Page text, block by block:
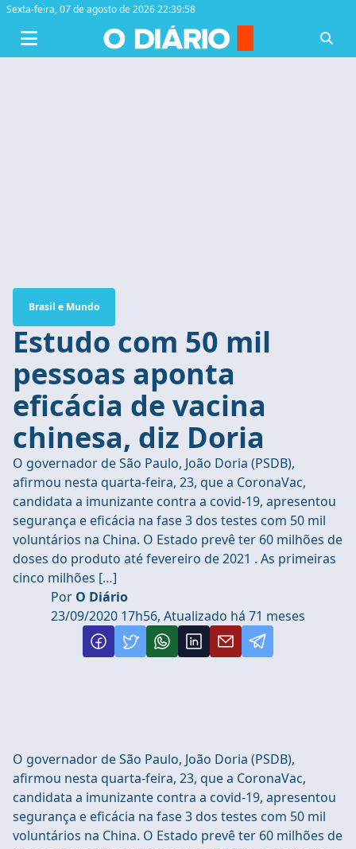
Sexta-feira,07 de agosto de 2026 22:39:59
Brasil e Mundo
Estudo com 50 mil
pessoas aponta
eficácia de vacina
chinesa, diz Doria
O governador de São Paulo, João Doria (PSDB),
afirmou nesta quarta-feira, 23, que a CoronaVac,
candidata a imunizante contra a covid-19, apresentou
segurança e eficácia na fase 3 dos testes com 50 mil
voluntários na China. O Estado prevê ter 60 milhões de
doses do produto até fevereiro de 2021 . As primeiras
cinco milhões […]
Por O Diário
23/09/2020 17h56, Atualizado há 71 meses
O governador de São Paulo, João Doria (PSDB),
afirmou nesta quarta-feira, 23, que a CoronaVac,
candidata a imunizante contra a covid-19, apresentou
segurança e eficácia na fase 3 dos testes com 50 mil
voluntários na China. O Estado prevê ter 60 milhões de